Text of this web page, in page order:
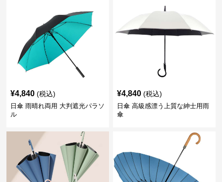
¥4,840 (税込)
日傘 雨晴れ両用 大判遮光パラソ
ル
¥4,840 (税込)
日傘 高級感漂う上質な紳士用雨
傘